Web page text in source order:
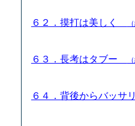
６２．摸打は美しく
６３．長考はタブー
６４．背後からバッサ